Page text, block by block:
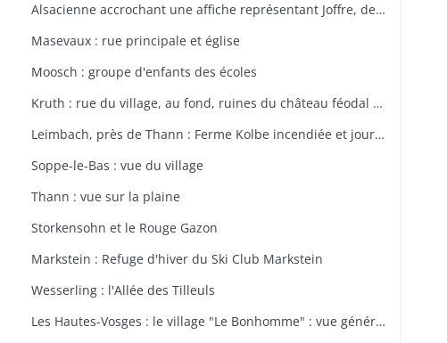
Alsacienne accrochant une affiche représentant Joffre, dessin de Th. CROY
Masevaux : rue principale et église
Moosch : groupe d'enfants des écoles
Kruth : rue du village, au fond, ruines du château féodal de Wildenstein
Leimbach, près de Thann : Ferme Kolbe incendiée et journellement bombardée avec les dépendances en ruines
Soppe-le-Bas : vue du village
Thann : vue sur la plaine
Storkensohn et le Rouge Gazon
Markstein : Refuge d'hiver du Ski Club Markstein
Wesserling : l'Allée des Tilleuls
Les Hautes-Vosges : le village "Le Bonhomme" : vue générale